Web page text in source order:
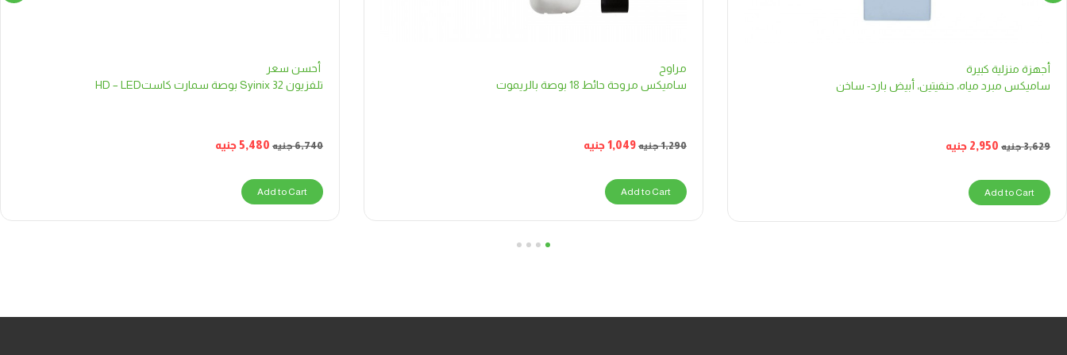
أجهزة منزلية كبيرة
ساميكس مبرد مياه، حنفيتين، أبيض بارد- ساخن
3,629جنيه 2,950 جنيه
Add to Cart
مراوح
ساميكس مروحة حائط 18 بوصة بالريموت
1,290جنيه 1,049جنيه
Add to Cart
أحسن سعر
تلفزيون Syinix 32 بوصة سمارت كاستHD – LED
6,740جنيه 5,480جنيه
Add to Cart